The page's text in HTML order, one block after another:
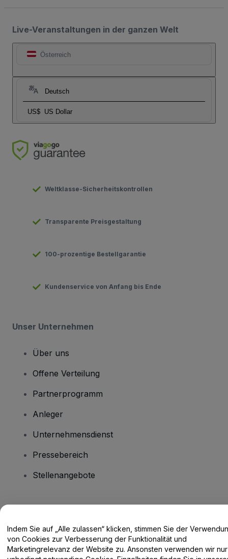
Live-Veranstaltungen in der ganzen Welt
Österreich
Deutsch
US$ US Dollar
Weltklasse-Sicherheitskontrollen
Transparente Preisgestaltung
100-prozentige Bestellgarantie
Kundenservice von Anfang bis Ende
Unser Unternehmen
Über uns
Offene Verteilung
Partnerprogramm
Anleger
Unternehmensdienst
Pressebereich
Stellenangebote
Hilfe-Center / Kontakt
Indem Sie auf „Alle zulassen“ klicken, stimmen Sie der
von Cookies zur Verbesserung der Funktionalität und
Marketingrelevanz der Website zu. Ansonsten verwenden wir nur